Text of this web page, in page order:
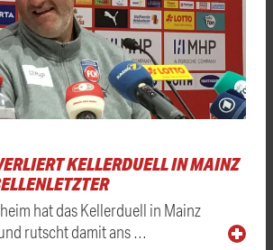
KELLERDUELL IN MAINZ
hat das Kellerduell in Mainz
rutscht damit ans …